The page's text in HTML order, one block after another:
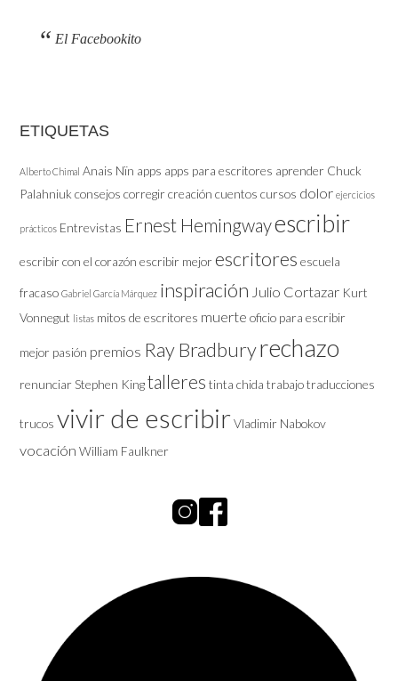
El Facebookito
ETIQUETAS
Alberto Chimal Anais Nïn apps apps para escritores aprender Chuck
Palahniuk consejos corregircreación cuentos cursos dolor ejercicios
prácticos Entrevistas Ernest Hemingwayescribir
escribir con el corazón escribir mejor escritores escuela
fracaso Gabriel García Márquez inspiración Julio Cortazar Kurt
Vonnegut listas mitos de escritores muerte oficio para escribir
mejor pasión premios Ray Bradburyrechazo
renunciar Stephen Kingtalleres tinta chida trabajotraducciones
trucos vivir de escribirVladimir Nabokov
vocación William Faulkner